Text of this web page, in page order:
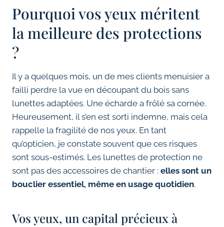
Pourquoi vos yeux méritent
la meilleure des protections
?
Il y a quelques mois, un de mes clients menuisier a
failli perdre la vue en découpant du bois sans
lunettes adaptées. Une écharde a frôlé sa cornée.
Heureusement, il s’en est sorti indemne, mais cela
rappelle la fragilité de nos yeux. En tant
qu’opticien, je constate souvent que ces risques
sont sous-estimés. Les lunettes de protection ne
sont pas des accessoires de chantier : elles sont un
bouclier essentiel, même en usage quotidien.
Vos yeux, un capital précieux à